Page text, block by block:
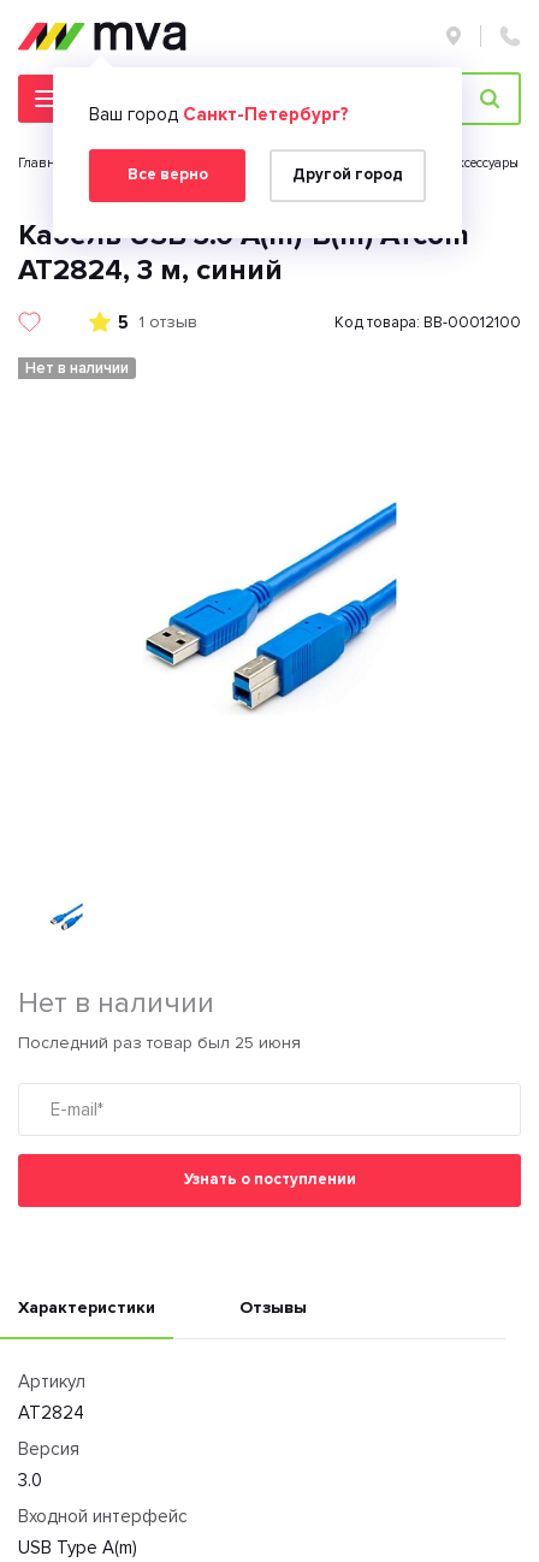
Ваш город Санкт-Петербург?
Все верно Другой город
Главная страница Компьютерные аксессуары
Кабель USB 3.0 A(m)-B(m) ATcom
AT2824, 3 м, синий
5 1 отзыв Код товара: BB-00012100
Нет в наличии
Нет в наличии
Последний раз товар был 25 июня
Узнать о поступлении
Характеристики Отзывы
Артикул
AT2824
Версия
3.0
Входной интерфейс
USB Type A(m)